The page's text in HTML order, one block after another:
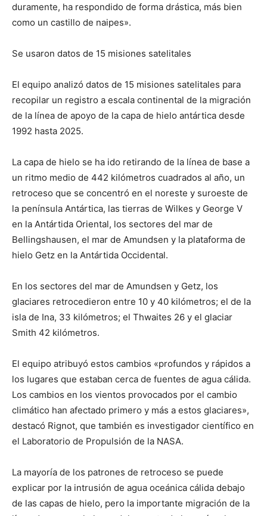
duramente, ha respondido de forma drástica, más bien
como un castillo de naipes».
Se usaron datos de 15 misiones satelitales
El equipo analizó datos de 15 misiones satelitales para
recopilar un registro a escala continental de la migración
de la línea de apoyo de la capa de hielo antártica desde
1992 hasta 2025.
La capa de hielo se ha ido retirando de la línea de base a
un ritmo medio de 442 kilómetros cuadrados al año, un
retroceso que se concentró en el noreste y suroeste de
la península Antártica, las tierras de Wilkes y George V
en la Antártida Oriental, los sectores del mar de
Bellingshausen, el mar de Amundsen y la plataforma de
hielo Getz en la Antártida Occidental.
En los sectores del mar de Amundsen y Getz, los
glaciares retrocedieron entre 10 y 40 kilómetros; el de la
isla de Ina, 33 kilómetros; el Thwaites 26 y el glaciar
Smith 42 kilómetros.
El equipo atribuyó estos cambios «profundos y rápidos a
los lugares que estaban cerca de fuentes de agua cálida.
Los cambios en los vientos provocados por el cambio
climático han afectado primero y más a estos glaciares»,
destacó Rignot, que también es investigador científico en
el Laboratorio de Propulsión de la NASA.
La mayoría de los patrones de retroceso se puede
explicar por la intrusión de agua oceánica cálida debajo
de las capas de hielo, pero la importante migración de la